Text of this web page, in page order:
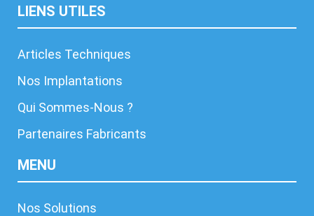
LIENS UTILES
Articles Techniques
Nos Implantations
Qui Sommes-Nous ?
Partenaires Fabricants
MENU
Nos Solutions